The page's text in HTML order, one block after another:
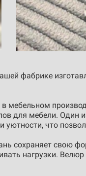
фабрике
мебельном
для мебели. Один
что
сохраняет свою
нагрузки. Велюр